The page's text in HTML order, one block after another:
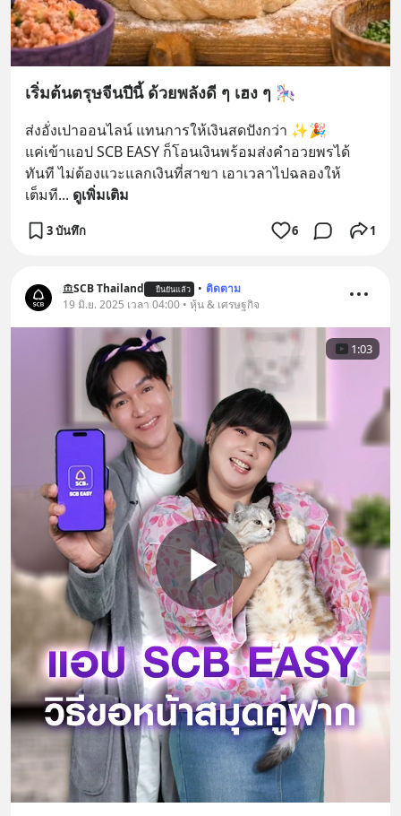
เริ่มต้นตรุษจีนปีนี้ ด้วยพลังดี ๆ เฮง ๆ 🎠
ส่งอั่งเปาออนไลน์ แทนการให้เงินสดปังกว่า ✨🎉
แค่เข้าแอป SCB EASY ก็โอนเงินพร้อมส่งคำอวยพรได้
ทันที ไม่ต้องแวะแลกเงินที่สาขา เอาเวลาไปฉลองให้
เต็มที... ดูเพิ่มเติม
3 บันทึก 6 1
SCB Thailand ยืนยันแล้ว • ติดตาม
19 มิ.ย. 2025 เวลา 04:00 • หุ้น & เศรษฐกิจ
1:03